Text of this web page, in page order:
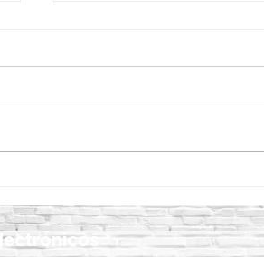
rendimiento para cualquier
proyecto